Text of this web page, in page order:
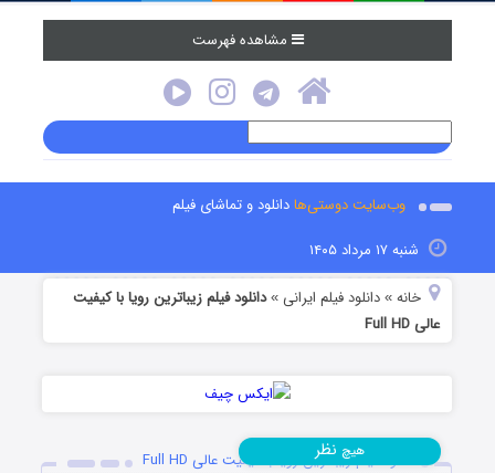
مشاهده فهرست
وب‌سایت دوستی‌هادانلود و تماشای فیلم
شنبه ۱۷ مرداد ۱۴۰۵
خانه »دانلود فیلم‌ ایرانی »دانلود فیلم زیباترین رویا با کیفیت
عالی Full HD
دانلود فیلم زیباترین رویا با کیفیت عالی Full HD
هیچ نظر